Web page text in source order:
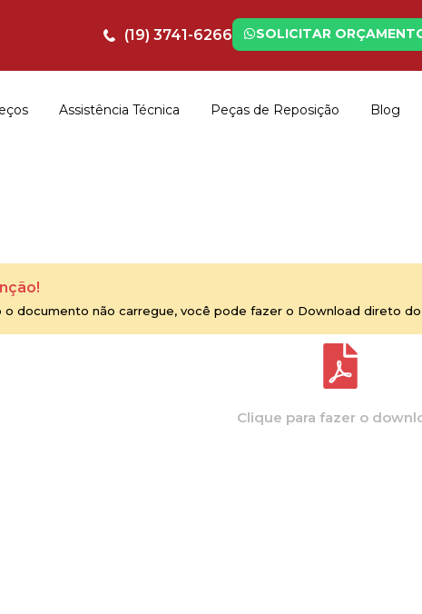
(19) 3741-6266 SOLICITAR
Assistência Técnica Peças de Reposição Blog
o documento não carregue, você pode fazer o Download direto
Clique para fazer o